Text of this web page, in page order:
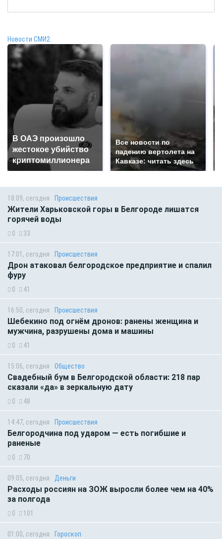
Новости СМИ2
В ОАЭ произошло
жестокое убийство
криптомиллионера
Все новости по
падению вертолета на
Кавказе: читать здесь
18:09, сегодня Происшествия
Жители Харьковской горы в Белгороде лишатся
горячей воды
0 33
17:01, сегодня Происшествия
Дрон атаковал белгородское предприятие и спалил
фуру
0 41
16:50, сегодня Происшествия
Шебекино под огнём дронов: ранены женщина и
мужчина, разрушены дома и машины
0 41
15:06, сегодня Общество
Свадебный бум в Белгородской области: 218 пар
сказали «да» в зеркальную дату
0 48
14:47, сегодня Происшествия
Белгородчина под ударом — есть погибшие и
раненые
0 70
09:05, сегодня Деньги
Расходы россиян на ЗОЖ выросли более чем на 40%
за полгода
0 101
01:00, сегодня Гороскоп